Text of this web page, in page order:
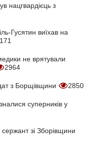
нацгвардієць з
Гусятин виїхав на
не врятували
2964
з Борщівщини 2850
суперників у
зі Зборівщини